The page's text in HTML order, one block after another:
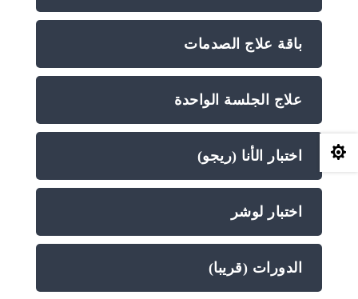
باقة علاج الصدمات
علاج الجلسة الواحدة
اختبار الأنا (ريجو)
اختبار لوشر
الدورات (قريبا)
